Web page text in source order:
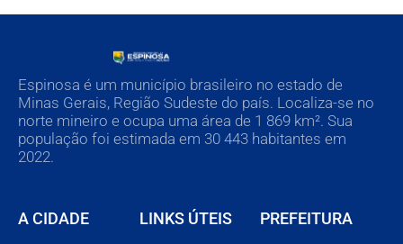
Espinosa é um município brasileiro no estado de
Minas Gerais, Região Sudeste do país. Localiza-se no
norte mineiro e ocupa uma área de 1 869 km². Sua
população foi estimada em 30 443 habitantes em
2022.
A CIDADE LINKS ÚTEIS PREFEITURA